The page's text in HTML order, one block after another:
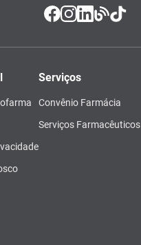
Serviços
Convênio Farmácia
Serviços Farmacêuticos